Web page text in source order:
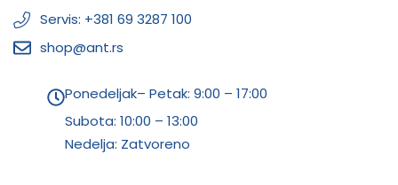
Servis: +381 69 3287 100
shop@ant.rs
Ponedeljak– Petak: 9:00 – 17:00
Subota: 10:00 – 13:00
Nedelja: Zatvoreno